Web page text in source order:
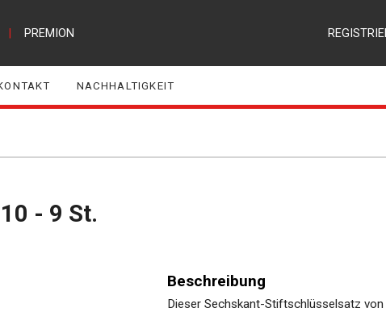
PREMION
NACHHALTIGKEIT
- 9 St.
Beschreibung
Dieser Sechskant-Stiftschlüsselsatz